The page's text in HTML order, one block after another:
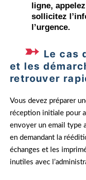
ligne,
sollicitez
l’urgence.
Le cas
et les
retrouver
Vous devez préparer
réception initiale pour
envoyer un email type
en demandant la
échanges et les
inutiles avec